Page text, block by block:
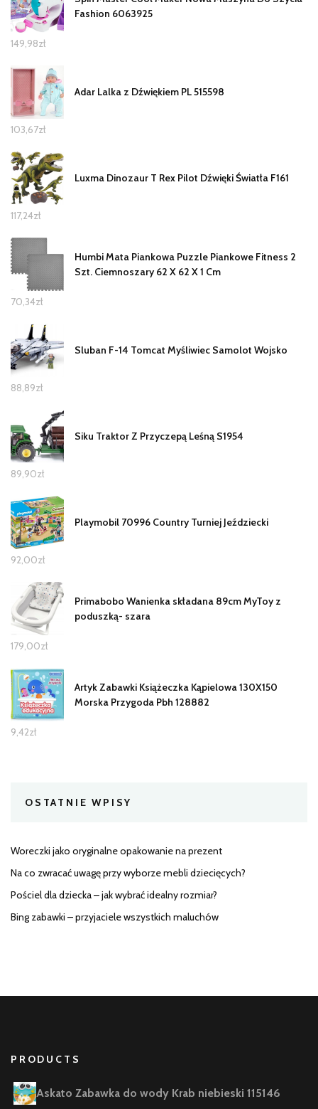
Fashion 6063925
149,98zł
Adar Lalka z Dźwiękiem PL 515598
103,67zł
Luxma Dinozaur T Rex Pilot Dźwięki Światła F161
117,24zł
Humbi Mata Piankowa Puzzle Piankowe Fitness 2
Szt. Ciemnoszary 62 X 62 X 1 Cm
70,34zł
Sluban F-14 Tomcat Myśliwiec Samolot Wojsko
88,89zł
Siku Traktor Z Przyczepą Leśną S1954
89,90zł
Playmobil 70996 Country Turniej Jeździecki
92,00zł
Primabobo Wanienka składana 89cm MyToy z
poduszką- szara
179,00zł
Artyk Zabawki Książeczka Kąpielowa 130X150
Morska Przygoda Pbh 128882
9,42zł
OSTATNIE WPISY
Woreczki jako oryginalne opakowanie na prezent
Na co zwracać uwagę przy wyborze mebli dziecięcych?
Pościel dla dziecka – jak wybrać idealny rozmiar?
Bing zabawki – przyjaciele wszystkich maluchów
PRODUCTS
Askato Zabawka do wody Krab niebieski 115146